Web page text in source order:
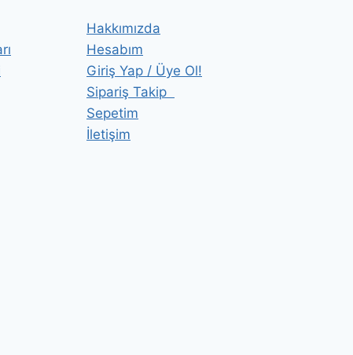
Hakkımızda
Hesabım
Giriş Yap / Üye Ol!
Sipariş Takip
Sepetim
İletişim